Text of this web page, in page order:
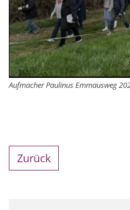
Aufmacher Paulinus Emmausweg
Zurück